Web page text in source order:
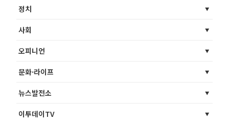
정치
사회
오피니언
문화·라이프
뉴스발전소
이투데이TV